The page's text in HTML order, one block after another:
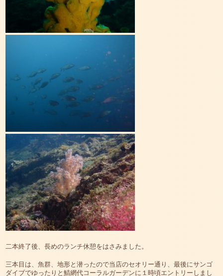
二本終了後、長めのランチ休憩をはさみました。
三本目は、魚群、地形と潜ったので当店のセオリー通り、最後にサンゴ
ダイブでゆったりと鯖網代コーラルガーデンに１時頃エントリーしまし